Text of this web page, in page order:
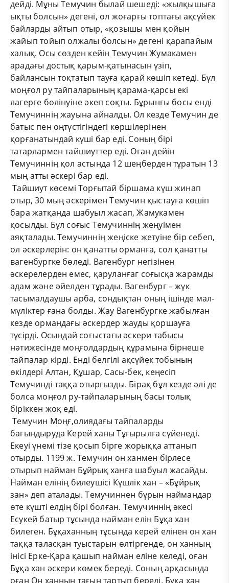
дейді. Мұны Темучин былай шешеді: «жылқышыға
ықты болсын» дегені, ол жоғарғы топтағы ақсүйек
байларды айтып отыр, «қозышы мен қойын
жайып тойып олжалы болсын» дегені қарапайым
халық. Осы сөзден кейін Темучин Жумакамен
арадағы достық қарым-қатынасын үзіп,
байлансын тоқтатып тауға қарай көшіп кетеді. Бұл
моңғол ру тайпаларының қарама-қарсы екі
лагерге бөлінуіне әкеп соқты. Бұрынғы босы енді
Темучиннің жауына айналды. Ол кезде Темучин де
батыс пен оңтүстігіндегі көршілерінен
қорғанатындай күші бар еді. Соның бірі
татарлармен тайшиуттер еді. Оған дейін
Темучиннің қол астында 12 шеңберден тұратын 13
мың атты әскері бар еді.
Тайшиут көсемі Торғытай біршама күш жинап
отыр, 30 мың әскерімен Темучин қыстауға көшіп
бара жатқанда шабуыл жасап, Жамукамен
қосылды. Бұл соғыс Темучиннің жеңуімен
аяқталады. Темучиннің жеңіске жетуіне бір себеп,
ол әскерлерін: он қанатты орманға, сол қанатты
вагенбургке бөледі. Вагенбург негізінен
әскерелерден емес, қаруланғаг соғысқа жарамды
адам және әйелден тұрады. Вагенбург – жүк
тасымалдаушы арба, сондықтан оның ішінде мал-
мүліктер ғана болды. Жау Вагенбургке жабылған
кезде ормандағы әскердер жауды қоршауға
түсірді. Осындай соғыстағы әскери табысы
нәтижесінде моңғолдардың құрамына бірнеше
тайпалар кірді. Енді белгілі ақсүйек тобының
өкілдері Алтан, Құшар, Сасы-бек, кеңесіп
Темучинді таққа отырғызды. Бірақ бұл кезде әлі де
болса моңғол ру-тайпаларының басы толық
біріккен жоқ еді.
Темучин Моңғ,олиядағы тайпаларды
бағындыруда Керей ханы Тұғырылға сүйенеді.
Екеуі үнемі тізе қосып бірге жорыққа аттанып
отырды. 1199 ж. Темучин он ханмен бірлесе
отырып найман Бұйрық ханға шабуыл жасайды.
Найман елінің билеушісі Күшлік хан – «Бұйрық
зан» деп аталады. Темучиннен бұрын наймандар
өте күшті елдің бірі болған. Темучиннің әкесі
Есукей батыр тұсында найман елін Бұқа хан
билеген. Бұқаханның тұсында керей елінен он хан
таққа таласқан туыстарын өлтіргенде, он ханның
інісі Ерке-Қара қашып найман еліне келеді, оған
Бұқа хан әскери көмек береді. Соның арқасында
оған Он ханның тағын тартып береді. Бұқа хан